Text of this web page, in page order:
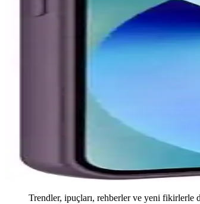
Trendler, ipuçları, rehberler ve yeni fikirlerle